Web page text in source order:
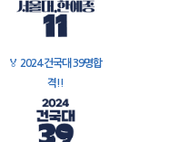
🏅 2024 건국대 39명합
격!!